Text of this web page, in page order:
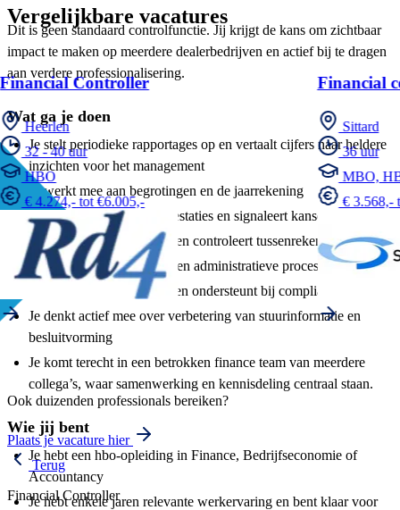
Dit is geen standaard controlfunctie. Jij krijgt de kans om zichtbaar
impact te maken op meerdere dealerbedrijven en actief bij te dragen
aan verdere professionalisering.
Wat ga je doen
Je stelt periodieke rapportages op en vertaalt cijfers naar heldere
inzichten voor het management
Je werkt mee aan begrotingen en de jaarrekening
Je analyseert financiële prestaties en signaleert kansen en risico’s
Je bewaakt het grootboek en controleert tussenrekeningen
Je optimaliseert financiële en administratieve processen
Je verzorgt btw-aangiften en ondersteunt bij compliance
Je denkt actief mee over verbetering van stuurinformatie en
besluitvorming
Je komt terecht in een betrokken finance team van meerdere
collega’s, waar samenwerking en kennisdeling centraal staan.
Wie jij bent
Je hebt een hbo-opleiding in Finance, Bedrijfseconomie of
Accountancy
Je hebt enkele jaren relevante werkervaring en bent klaar voor
Vergelijkbare vacatures
Financial Controller
Heerlen
32 - 40 uur
HBO
€ 4.274,- tot €6.005,-
Financial
Sittard
36 uur
MBO,
€ 3.568,-
Ook duizenden professionals bereiken?
Plaats je vacature hier
Terug
Financial Controller